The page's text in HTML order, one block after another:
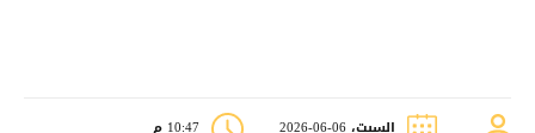
السبت، 06-06-2026 10:47 م